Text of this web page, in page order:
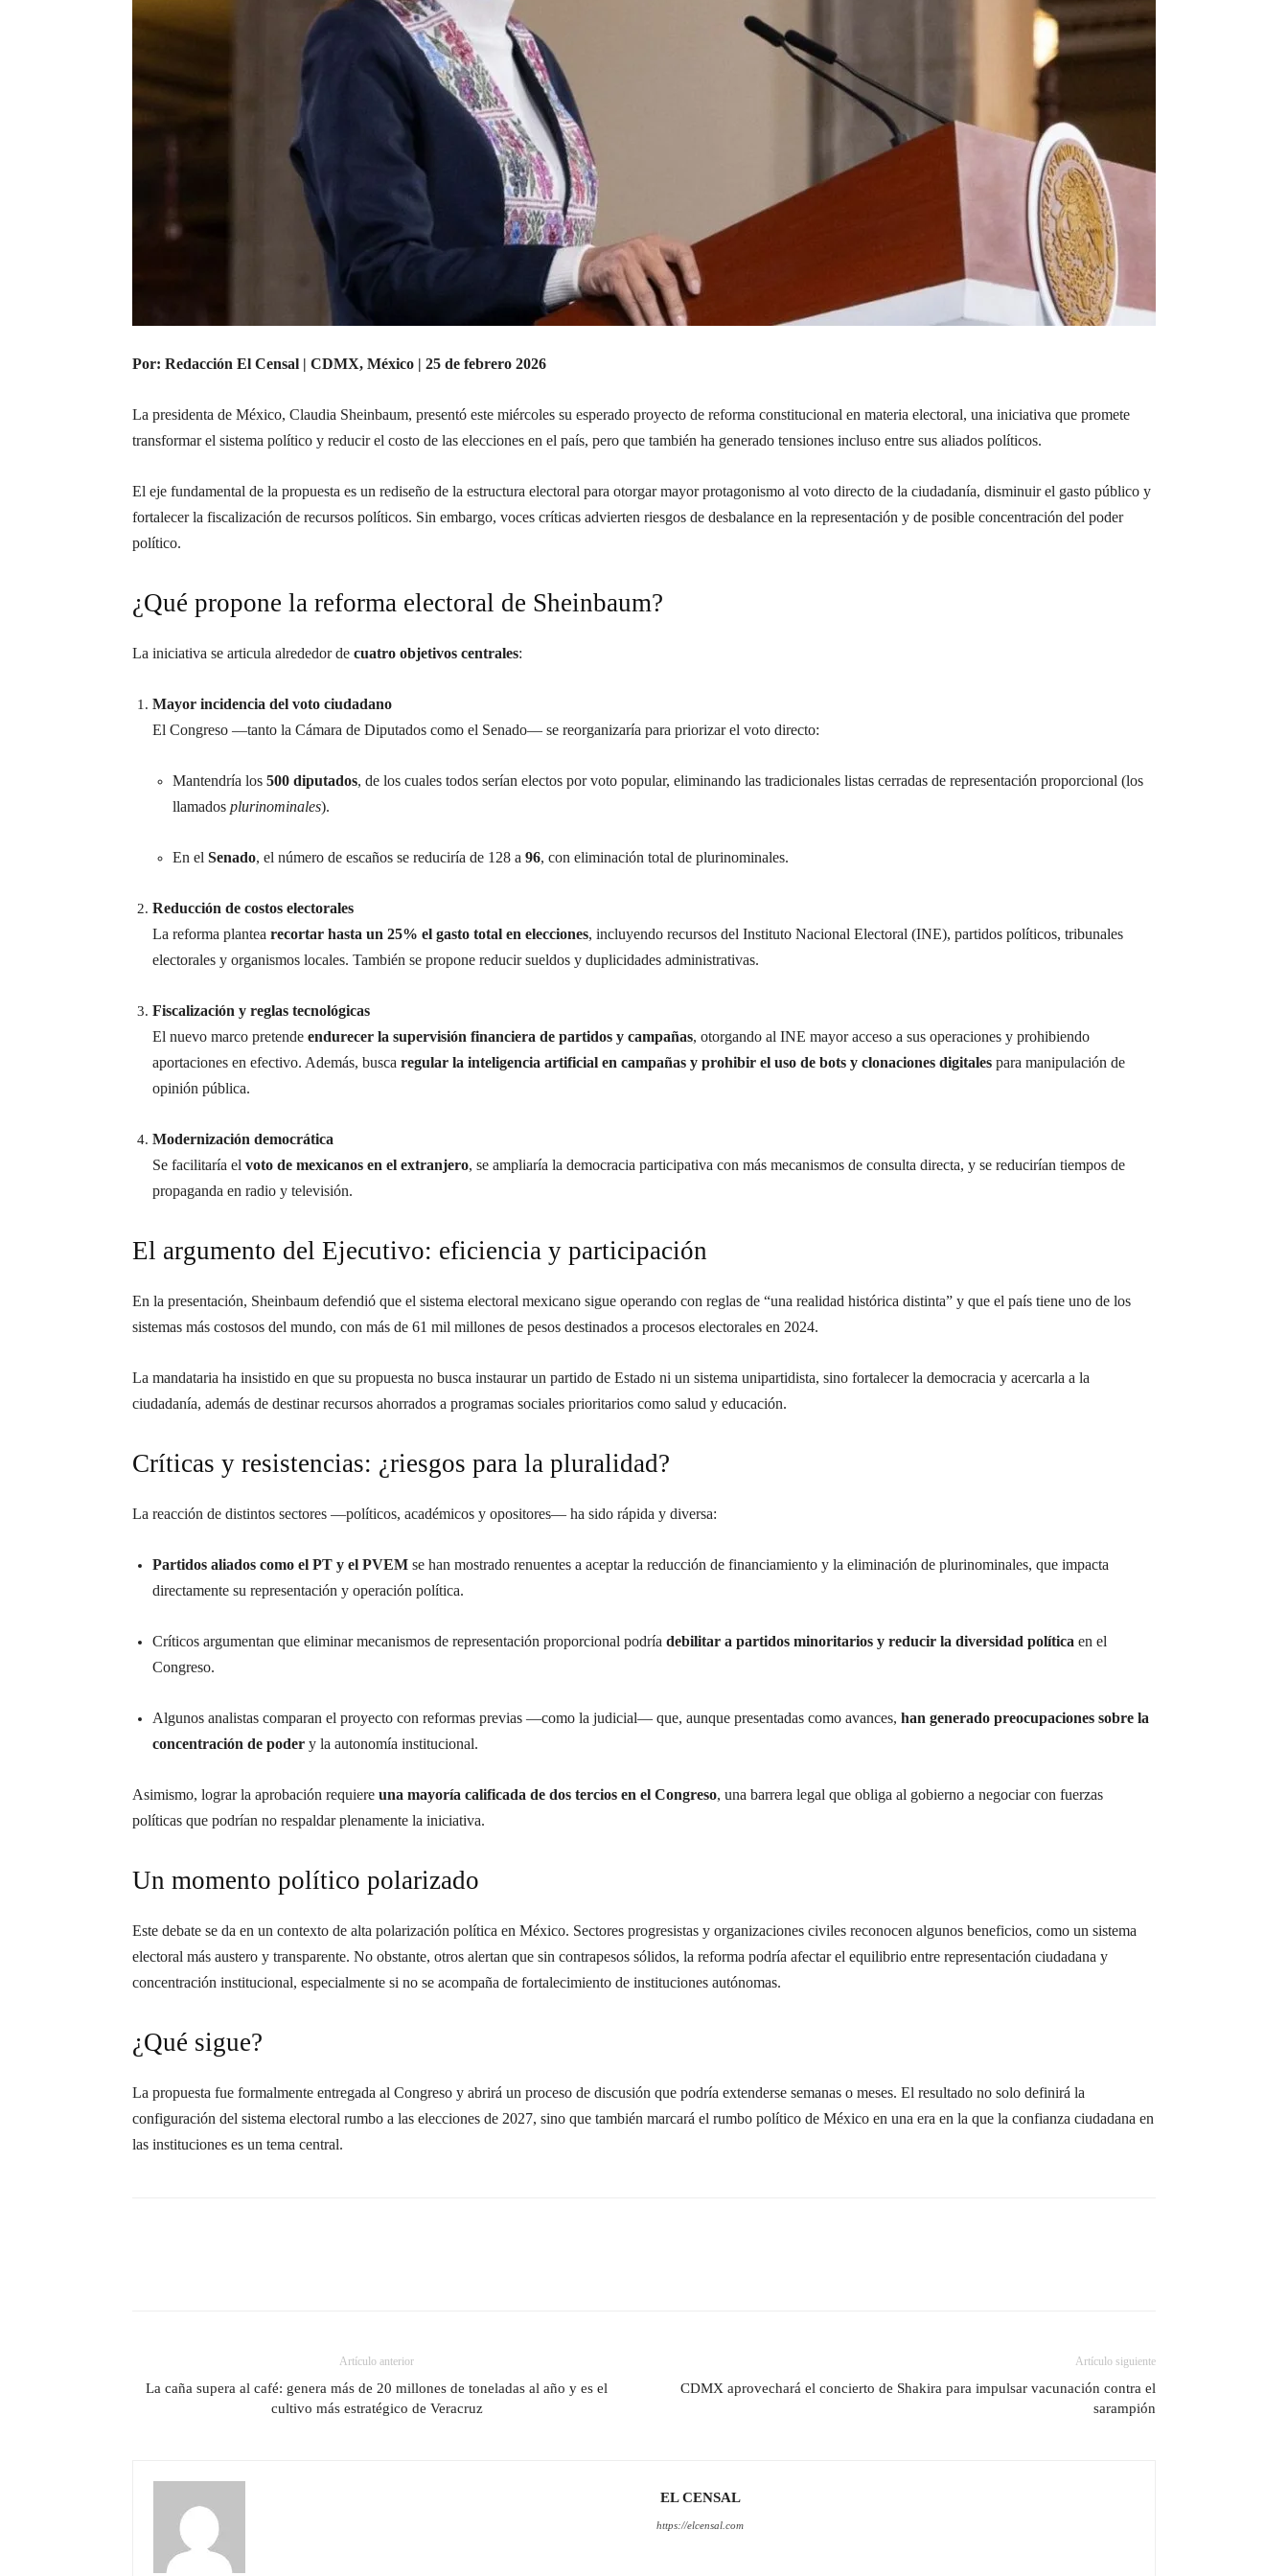
Por: Redacción El Censal | CDMX, México | 25 de febrero 2026
La presidenta de México, Claudia Sheinbaum, presentó este miércoles su esperado proyecto de reforma constitucional en materia electoral, una iniciativa que promete
transformar el sistema político y reducir el costo de las elecciones en el país, pero que también ha generado tensiones incluso entre sus aliados políticos.
El eje fundamental de la propuesta es un rediseño de la estructura electoral para otorgar mayor protagonismo al voto directo de la ciudadanía, disminuir el gasto público y
fortalecer la fiscalización de recursos políticos. Sin embargo, voces críticas advierten riesgos de desbalance en la representación y de posible concentración del poder
político.
¿Qué propone la reforma electoral de Sheinbaum?
La iniciativa se articula alrededor de cuatro objetivos centrales:
Mayor incidencia del voto ciudadano
El Congreso —tanto la Cámara de Diputados como el Senado— se reorganizaría para priorizar el voto directo:
Mantendría los 500 diputados, de los cuales todos serían electos por voto popular, eliminando las tradicionales listas cerradas de representación proporcional (los
llamados plurinominales).
En el Senado, el número de escaños se reduciría de 128 a 96, con eliminación total de plurinominales.
Reducción de costos electorales
La reforma plantea recortar hasta un 25% el gasto total en elecciones, incluyendo recursos del Instituto Nacional Electoral (INE), partidos políticos, tribunales
electorales y organismos locales. También se propone reducir sueldos y duplicidades administrativas.
Fiscalización y reglas tecnológicas
El nuevo marco pretende endurecer la supervisión financiera de partidos y campañas, otorgando al INE mayor acceso a sus operaciones y prohibiendo
aportaciones en efectivo. Además, busca regular la inteligencia artificial en campañas y prohibir el uso de bots y clonaciones digitales para manipulación de
opinión pública.
Modernización democrática
Se facilitaría el voto de mexicanos en el extranjero, se ampliaría la democracia participativa con más mecanismos de consulta directa, y se reducirían tiempos de
propaganda en radio y televisión.
El argumento del Ejecutivo: eficiencia y participación
En la presentación, Sheinbaum defendió que el sistema electoral mexicano sigue operando con reglas de “una realidad histórica distinta” y que el país tiene uno de los
sistemas más costosos del mundo, con más de 61 mil millones de pesos destinados a procesos electorales en 2024.
La mandataria ha insistido en que su propuesta no busca instaurar un partido de Estado ni un sistema unipartidista, sino fortalecer la democracia y acercarla a la
ciudadanía, además de destinar recursos ahorrados a programas sociales prioritarios como salud y educación.
Críticas y resistencias: ¿riesgos para la pluralidad?
La reacción de distintos sectores —políticos, académicos y opositores— ha sido rápida y diversa:
Partidos aliados como el PT y el PVEM se han mostrado renuentes a aceptar la reducción de financiamiento y la eliminación de plurinominales, que impacta
directamente su representación y operación política.
Críticos argumentan que eliminar mecanismos de representación proporcional podría debilitar a partidos minoritarios y reducir la diversidad política en el
Congreso.
Algunos analistas comparan el proyecto con reformas previas —como la judicial— que, aunque presentadas como avances, han generado preocupaciones sobre la
concentración de poder y la autonomía institucional.
Asimismo, lograr la aprobación requiere una mayoría calificada de dos tercios en el Congreso, una barrera legal que obliga al gobierno a negociar con fuerzas
políticas que podrían no respaldar plenamente la iniciativa.
Un momento político polarizado
Este debate se da en un contexto de alta polarización política en México. Sectores progresistas y organizaciones civiles reconocen algunos beneficios, como un sistema
electoral más austero y transparente. No obstante, otros alertan que sin contrapesos sólidos, la reforma podría afectar el equilibrio entre representación ciudadana y
concentración institucional, especialmente si no se acompaña de fortalecimiento de instituciones autónomas.
¿Qué sigue?
La propuesta fue formalmente entregada al Congreso y abrirá un proceso de discusión que podría extenderse semanas o meses. El resultado no solo definirá la
configuración del sistema electoral rumbo a las elecciones de 2027, sino que también marcará el rumbo político de México en una era en la que la confianza ciudadana en
las instituciones es un tema central.
Artículo anterior
La caña supera al café: genera más de 20 millones de toneladas al año y es el
cultivo más estratégico de Veracruz
Artículo siguiente
CDMX aprovechará el concierto de Shakira para impulsar vacunación contra el
sarampión
EL CENSAL
https://elcensal.com